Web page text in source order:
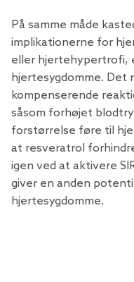
På samme måde
implikationerne for
eller hjertehypertrofi,
hjertesygdomme.
kompenserende
såsom forhøjet
forstørrelse føre til
at resveratrol
igen ved at aktivere
giver en anden
hjertesygdomme.